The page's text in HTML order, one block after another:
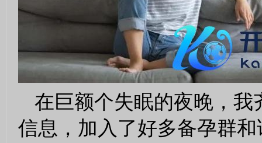
在巨额个失眠的夜晚，
信息，加入了好多备孕群